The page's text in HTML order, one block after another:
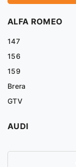
ALFA ROMEO
147
156
159
Brera
GTV
AUDI